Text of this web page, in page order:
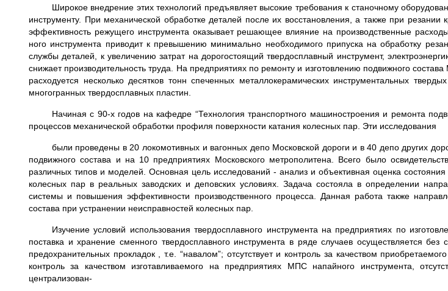
Широкое внедрение этих техно­логий предъявляет высокие требова­ния к станочному
инструменту. При ме­ханической обработке деталей пос­ле их восстановления, а также при
эффектив­ность режущего инструмента оказы­вает решающее влияние на произ­водственные
ного инструмента приводит к превы­шению минимально необходимого припуска на обработку
службы деталей, к увеличе­нию затрат на дорогостоящий твер­досплавный инструмент,
снижает про­изводительность труда. На предпри­ятиях по ремонту и изготовлению подвижного
расходуется несколько десятков тонн спеченных металлокерамических ин­струментальных
многогранных твердосплавных плас­тин.
Начиная с 90-х годов на кафедре “Технология транспортного машино­строения и ремонта
процессов механической об­работки профиля поверхности ката­ния колесных пар. Эти исследования
были проведены в 20 локомотивных и вагонных депо Московской дороги и в 40 депо других
подвижного состава и на 10 пред­приятиях Московского метрополите­на. Всего было
различных типов и моделей. Основная цель исследований - ана­лиз и объективная оценка
колесных пар в реальных заводских и деповских ус­ловиях. Задача состояла в определе­нии
системы и повышения эффективности производ­ственного процесса. Данная работа также
состава при устранении неисправностей ко­лесных пар.
Изучение условий использования твердосплавного инструмента на предприятиях по
поставка и хранение сменно­го твердосплавного инструмента в ряде случаев осуществляется
предохранительных про­кладок , т.е. “навалом”; отсутствует и контроль за качеством
контроль за качеством изготавливаемого на пред­приятиях МПС напайного инструмен­та,
централизован-